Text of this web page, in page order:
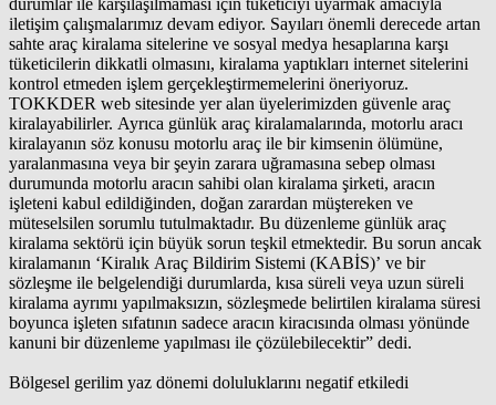
iletişim çalışmalarımız devam ediyor. Sayıları önemli derecede artan
sahte araç kiralama sitelerine ve sosyal medya hesaplarına karşı
tüketicilerin dikkatli olmasını, kiralama yaptıkları internet sitelerini
kontrol etmeden işlem gerçekleştirmemelerini öneriyoruz.
TOKKDER web sitesinde yer alan üyelerimizden güvenle araç
kiralayabilirler. Ayrıca günlük araç kiralamalarında, motorlu aracı
kiralayanın söz konusu motorlu araç ile bir kimsenin ölümüne,
yaralanmasına veya bir şeyin zarara uğramasına sebep olması
durumunda motorlu aracın sahibi olan kiralama şirketi, aracın
işleteni kabul edildiğinden, doğan zarardan müştereken ve
müteselsilen sorumlu tutulmaktadır. Bu düzenleme günlük araç
kiralama sektörü için büyük sorun teşkil etmektedir. Bu sorun ancak
kiralamanın ‘Kiralık Araç Bildirim Sistemi (KABİS)’ ve bir
sözleşme ile belgelendiği durumlarda, kısa süreli veya uzun süreli
kiralama ayrımı yapılmaksızın, sözleşmede belirtilen kiralama süresi
boyunca işleten sıfatının sadece aracın kiracısında olması yönünde
kanuni bir düzenleme yapılması ile çözülebilecektir” dedi.
Bölgesel gerilim yaz dönemi doluluklarını negatif etkiledi